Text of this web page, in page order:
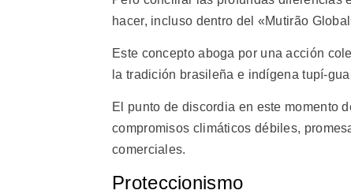
hacer, incluso dentro del «Mutirão
Este concepto aboga por una acción
la tradición brasileña e indígena tupí-
El punto de discordia en este momento
compromisos climáticos débiles,
comerciales.
Proteccionismo